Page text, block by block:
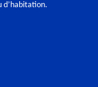
d’habitation.